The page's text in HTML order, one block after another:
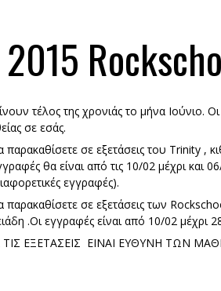
2015
τέλος της χρονιάς το μήνα
σε εσάς.
σε εξετάσεις του Trinity ,
θα είναι από τις 10/02 μέχρι
εγγραφές).
σε εξετάσεις των
.Οι εγγραφές είναι από 10/02
ΤΙΣ ΕΞΕΤΑΣΕΙΣ ΕΙΝΑΙ ΕΥΘΥΝΗ ΤΩΝ